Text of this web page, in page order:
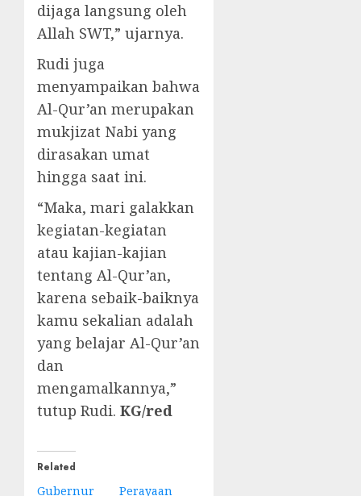
dijaga langsung oleh
Allah SWT,” ujarnya.
Rudi juga
menyampaikan bahwa
Al-Qur’an merupakan
mukjizat Nabi yang
dirasakan umat
hingga saat ini.
“Maka, mari galakkan
kegiatan-kegiatan
atau kajian-kajian
tentang Al-Qur’an,
karena sebaik-baiknya
kamu sekalian adalah
yang belajar Al-Qur’an
dan
mengamalkannya,”
tutup Rudi. KG/red
Related
Gubernur
Perayaan